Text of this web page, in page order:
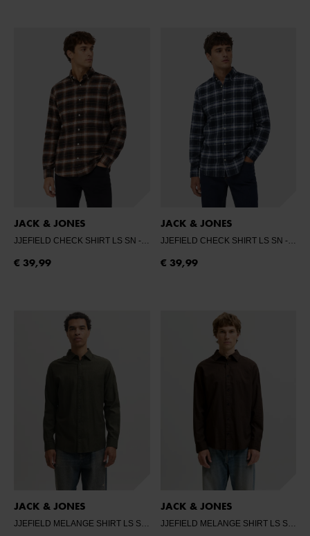
JACK & JONES
JJEFIELD CHECK SHIRT LS SN - BLACK
€ 39,99
JACK & JONES
JJEFIELD CHECK SHIRT LS SN - NAVY BLAZER
€ 39,99
JACK & JONES
JJEFIELD MELANGE SHIRT LS SN - ROSIN
JACK & JONES
JJEFIELD MELANGE SHIRT LS SN